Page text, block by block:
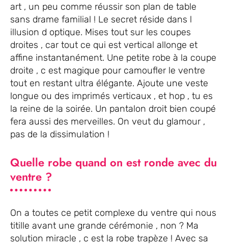
art , un peu comme réussir son plan de table
sans drame familial ! Le secret réside dans l
illusion d optique. Mises tout sur les coupes
droites , car tout ce qui est vertical allonge et
affine instantanément. Une petite robe à la coupe
droite , c est magique pour camoufler le ventre
tout en restant ultra élégante. Ajoute une veste
longue ou des imprimés verticaux , et hop , tu es
la reine de la soirée. Un pantalon droit bien coupé
fera aussi des merveilles. On veut du glamour ,
pas de la dissimulation !
Quelle robe quand on est ronde avec du
ventre ?
On a toutes ce petit complexe du ventre qui nous
titille avant une grande cérémonie , non ? Ma
solution miracle , c est la robe trapèze ! Avec sa